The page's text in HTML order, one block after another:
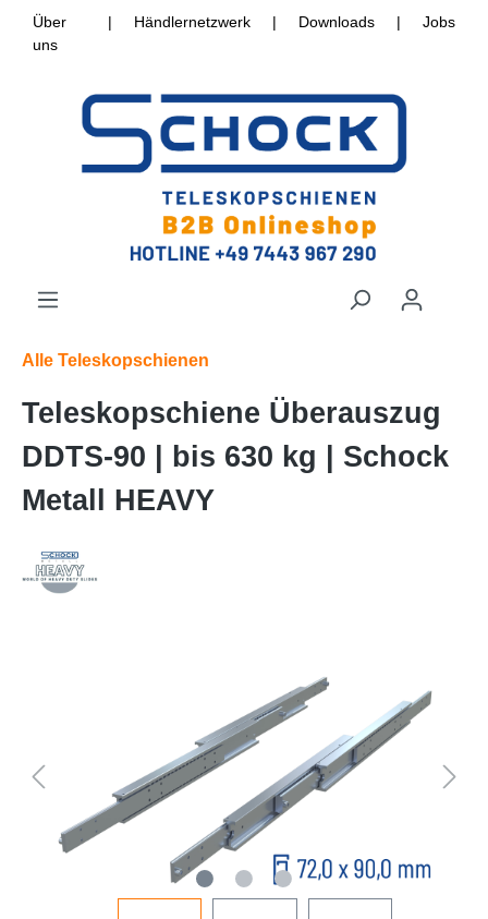
Über
uns
| Händlernetzwerk | Downloads | Jobs
Alle Teleskopschienen
Teleskopschiene Überauszug
DDTS-90 | bis 630 kg | Schock
Metall HEAVY